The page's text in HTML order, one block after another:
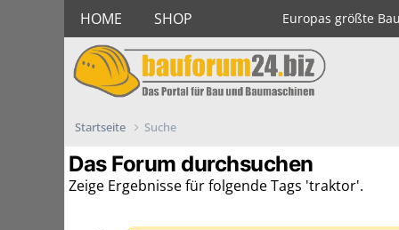
HOME SHOP Europas größte
Startseite Suche
Das Forum durchsuchen
Zeige Ergebnisse für folgende Tags 'traktor'.